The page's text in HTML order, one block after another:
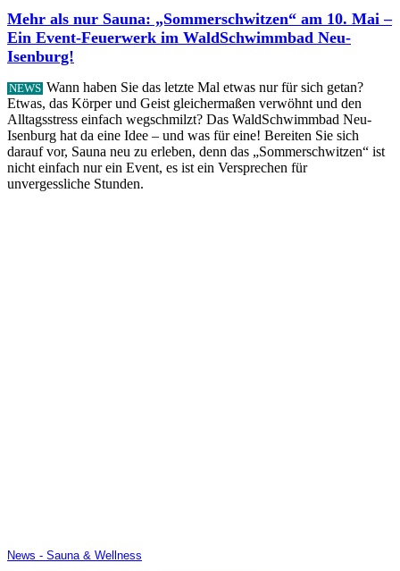
Mehr als nur Sauna: „Sommerschwitzen“ am 10. Mai –
Ein Event-Feuerwerk im WaldSchwimmbad Neu-
Isenburg!
NEWS Wann haben Sie das letzte Mal etwas nur für sich getan?
Etwas, das Körper und Geist gleichermaßen verwöhnt und den
Alltagsstress einfach wegschmilzt? Das WaldSchwimmbad Neu-
Isenburg hat da eine Idee – und was für eine! Bereiten Sie sich
darauf vor, Sauna neu zu erleben, denn das „Sommerschwitzen“ ist
nicht einfach nur ein Event, es ist ein Versprechen für
unvergessliche Stunden.
News - Sauna & Wellness